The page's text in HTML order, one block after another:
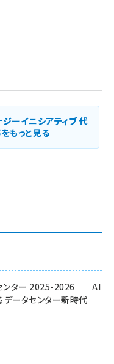
ーイニシアティブ 代
もっと見る
センター 2025-2026 ―AI
データセンター新時代―